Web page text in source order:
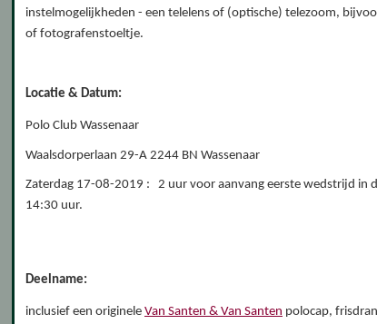
instelmogelijkheden - een telelens of (optische) telezoom,
of fotografenstoeltje.
Locatie & Datum:
Polo Club Wassenaar
Waalsdorperlaan 29-A 2244 BN Wassenaar
Zaterdag 17-08-2019 : 2 uur voor aanvang eerste wedstrijd in
14:30 uur.
Deelname:
inclusief een originele Van Santen & Van Santen polocap,